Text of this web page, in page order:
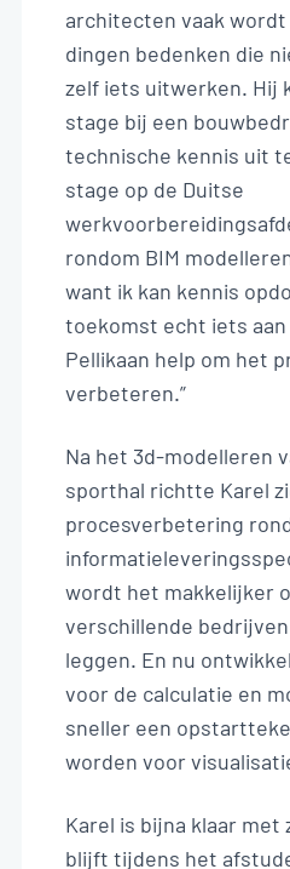
architecten vaak wordt
dingen bedenken die
zelf iets uitwerken. Hij
stage bij een
technische kennis uit
stage op de Duitse
rondom BIM
want ik kan kennis
toekomst echt iets
Pellikaan help om het
verbeteren.”
Na het 3d-modelleren
sporthal richtte Karel
procesverbetering
wordt het makkelijker
verschillende
leggen. En nu
voor de calculatie en
sneller een
worden voor
Karel is bijna klaar met
blijft tijdens het